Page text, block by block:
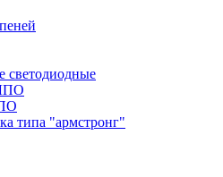
светодиодные
типа "армстронг"